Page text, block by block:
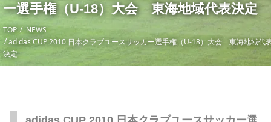
ー選手権（U-18）大会 東海地域代表決定
TOP
NEWS
adidas CUP 2010 日本クラブユースサッカー選手権（U-18）大会 東海地域代
決定